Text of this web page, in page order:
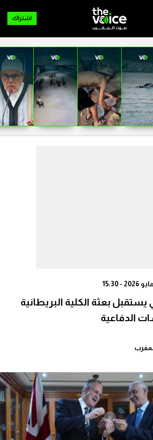
اشتراك
يستقبل بعثة الكلية البريطانية
الدفاعية